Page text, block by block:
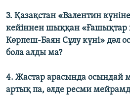
3. Қазақстан «Валентин
кейіннен шыққан «Ғашықтар
Көрпеш-Баян Сұлу күні» дәл
бола алды ма?
4. Жастар арасында осындай
артық па, әлде ресми